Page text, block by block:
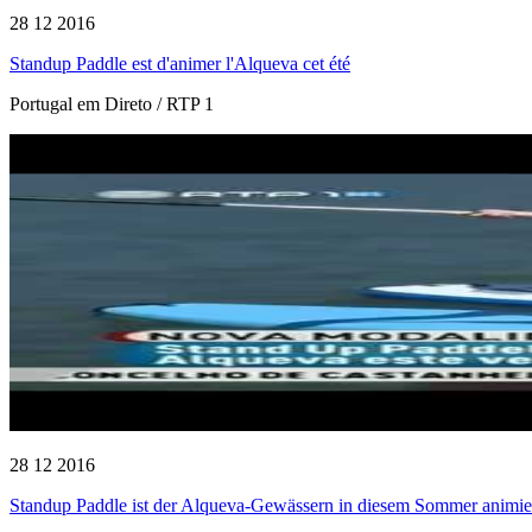
28 12 2016
Standup Paddle est d'animer l'Alqueva cet été
Portugal em Direto / RTP 1
28 12 2016
Standup Paddle ist der Alqueva-Gewässern in diesem Sommer